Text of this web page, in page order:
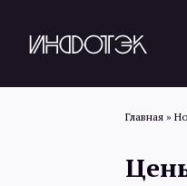
Главная »